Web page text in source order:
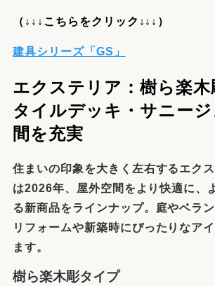
（↓↓↓こちらをクリック↓↓↓）
建具シリーズ「GS」
エクステリア：樹ら楽木
タイルデッキ・サニー
間を充実
住まいの印象を大きく左右するエク
は2026年、屋外空間をより快適に、
る新商品をラインナップ。庭やベラ
リフォームや新築時にぴったりなア
ます。
樹ら楽木彫タイプ